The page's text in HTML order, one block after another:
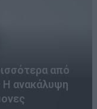
από
Η ανακάλυψη